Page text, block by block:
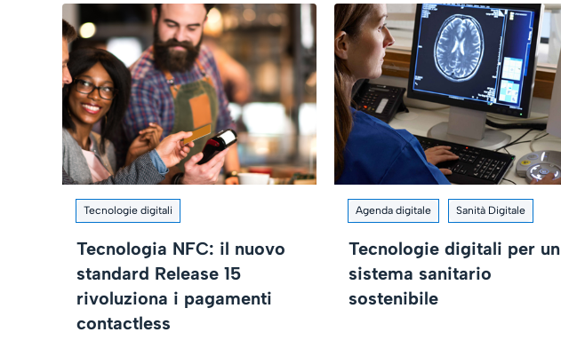
Tecnologie digitali
Tecnologia NFC: il nuovo
standard Release 15
rivoluziona i pagamenti
contactless
Agenda digitale Sanità Digitale
Tecnologie digitali per un
sistema sanitario
sostenibile